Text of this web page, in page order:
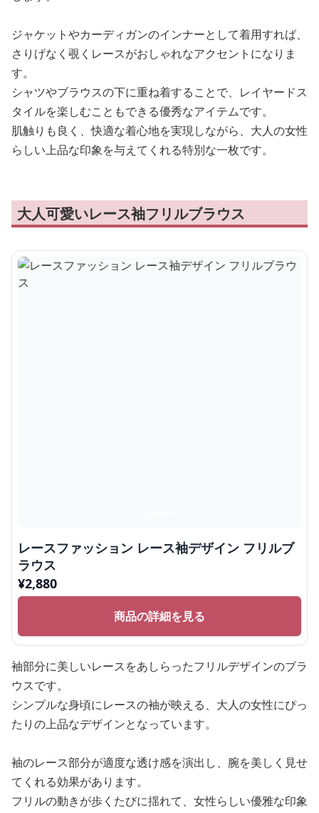
ジャケットやカーディガンのインナーとして着用すれば、
さりげなく覗くレースがおしゃれなアクセントになりま
す。
シャツやブラウスの下に重ね着することで、レイヤードス
タイルを楽しむこともできる優秀なアイテムです。
肌触りも良く、快適な着心地を実現しながら、大人の女性
らしい上品な印象を与えてくれる特別な一枚です。
大人可愛いレース袖フリルブラウス
レースファッション レース袖デザイン フリルブ
ラウス
¥2,880
商品の詳細を見る
袖部分に美しいレースをあしらったフリルデザインのブラ
ウスです。
シンプルな身頃にレースの袖が映える、大人の女性にぴっ
たりの上品なデザインとなっています。
袖のレース部分が適度な透け感を演出し、腕を美しく見せ
てくれる効果があります。
フリルの動きが歩くたびに揺れて、女性らしい優雅な印象